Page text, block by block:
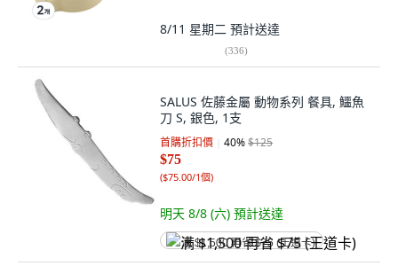
8/11 星期二 預計送達
(336)
SALUS 佐藤金屬 動物系列 餐具, 鱷魚
刀 S, 銀色, 1支
首購折扣價 40%$125
$75
($75.00/1個)
明天 8/8 (六) 預計送達
满 $1,500 再省 $75 (王道卡)